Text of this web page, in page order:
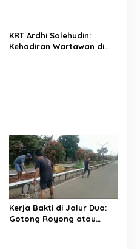
KRT Ardhi Solehudin:
Kehadiran Wartawan di
Kerja Bakti di Jalur Dua:
Gotong Royong atau